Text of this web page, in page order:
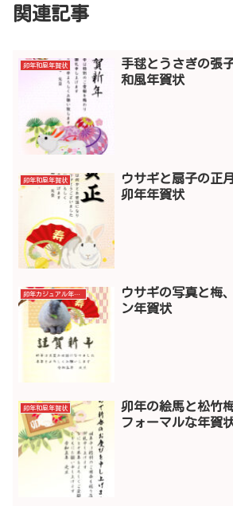
関連記事
卯年和風年賀状
手毬とうさぎの張
和風年賀状
卯年和風年賀状
ウサギと扇子の正
卯年年賀状
卯年カジュアル年賀状
ウサギの写真と梅
ン年賀状
卯年和風年賀状
卯年の絵馬と松竹
フォーマルな年賀